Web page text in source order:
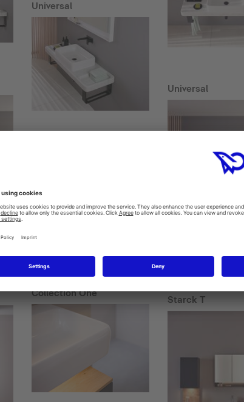
Universal
Collection One
Universal
Starck T